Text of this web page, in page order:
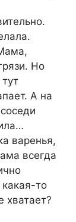
Но
А на
варенья,
всегда
то